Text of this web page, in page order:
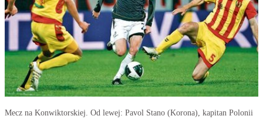
Mecz na Konwiktorskiej. Od lewej: Pavol Stano (Korona), kapitan Polonii